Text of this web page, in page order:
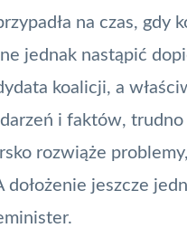
na czas, gdy
jednak nastąpić
koalicji, a
i faktów,
rozwiąże
dołożenie jeszcze